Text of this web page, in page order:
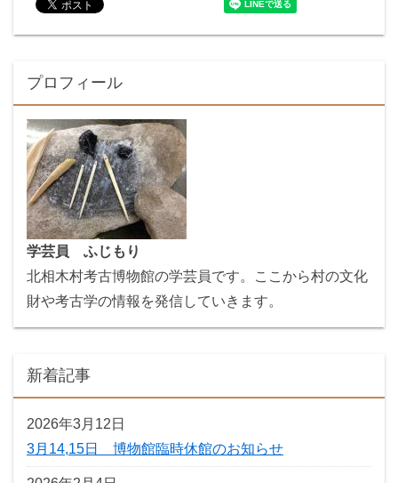
プロフィール
学芸員 ふじもり
北相木村考古博物館の学芸員です。ここから村の文化
財や考古学の情報を発信していきます。
新着記事
2026年3月12日
3月14,15日 博物館臨時休館のお知らせ